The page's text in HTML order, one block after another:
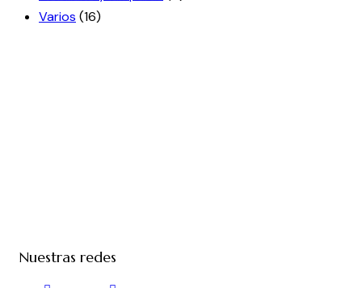
Varios (16)
Nuestras redes